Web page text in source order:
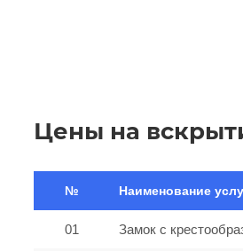
Цены на
№ Наименование
01 Замок с